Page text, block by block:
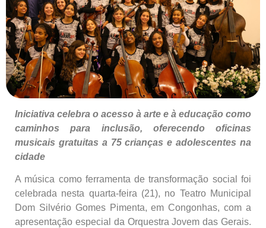
Iniciativa celebra o acesso à arte e à educação como
caminhos para inclusão, oferecendo oficinas
musicais gratuitas a 75 crianças e adolescentes na
cidade
A música como ferramenta de transformação social foi
celebrada nesta quarta-feira (21), no Teatro Municipal
Dom Silvério Gomes Pimenta, em Congonhas, com a
apresentação especial da Orquestra Jovem das Gerais.